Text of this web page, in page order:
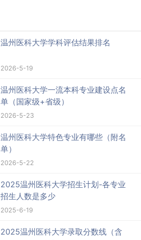
温州医科大学学科评估结果排名
2026-5-19
温州医科大学一流本科专业建设点名
单（国家级+省级）
2026-5-23
温州医科大学特色专业有哪些（附名
单）
2026-5-22
2025温州医科大学招生计划-各专业
招生人数是多少
2025-6-19
2025温州医科大学录取分数线（含